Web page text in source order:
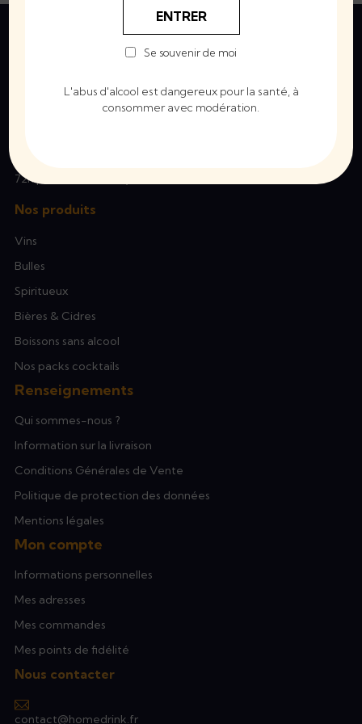
équipe livre également en France métropolitaine de 48h à
72h par Mondial Relay et Colissimo.
Nos produits
Vins
Bulles
Spiritueux
Bières & Cidres
Boissons sans alcool
Nos packs cocktails
Renseignements
Qui sommes-nous ?
Information sur la livraison
Conditions Générales de Vente
Politique de protection des données
Mentions légales
Mon compte
Informations personnelles
Mes adresses
Mes commandes
Mes points de fidélité
Nous contacter
contact@homedrink.fr
ENTRER
Se souvenir de moi
L'abus d'alcool est dangereux pour la santé, à
consommer avec modération.